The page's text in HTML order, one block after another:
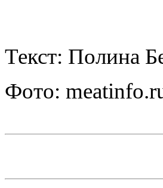
Текст: Полина
Фото: